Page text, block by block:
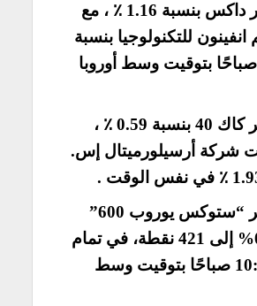
وقفز مؤشر داكس بنسبة 1.16 ٪ ، مع
للتكنولوجيا بنسبة
3 ٪ 10:10 صباحًا بتوقيت وسط أوروبا
ارتفع مؤشر كاك 40 بنسبة 0.59 ٪ ،
شركة أرسيلورميتال إس.
ارتفع مؤشر “ستوكس يوروب 600”
بنسبة 0.21% إلى 421 نقطة، في تمام
الساعة 10:11 صباحًا بتوقيت وسط